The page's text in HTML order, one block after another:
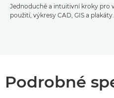
Jednoduché a intuitivní kroky pro
použití, výkresy CAD, GIS a plakáty.
Podrobné